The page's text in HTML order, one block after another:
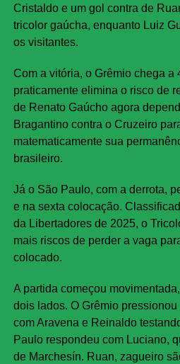
Cristaldo e um gol contra de
tricolor gaúcha, enquanto Luiz
os visitantes.
Com a vitória, o Grêmio chega a
praticamente elimina o risco de
de Renato Gaúcho agora
Bragantino contra o Cruzeiro
matematicamente sua
brasileiro.
Já o São Paulo, com a derrota,
e na sexta colocação.
da Libertadores de 2025, o
mais riscos de perder a vaga
colocado.
A partida começou
dois lados. O Grêmio
com Aravena e Reinaldo
Paulo respondeu com Luciano,
de Marchesín. Ruan, zagueiro